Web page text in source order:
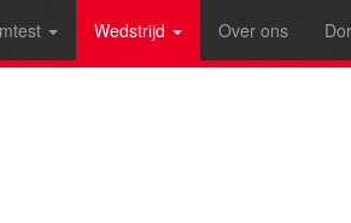
Wedstrijd Over ons